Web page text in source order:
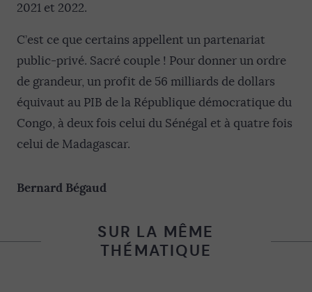
2021 et 2022.
C’est ce que certains appellent un partenariat
public-privé. Sacré couple ! Pour donner un ordre
de grandeur, un profit de 56 milliards de dollars
équivaut au PIB de la République démocratique du
Congo, à deux fois celui du Sénégal et à quatre fois
celui de Madagascar.
Bernard Bégaud
SUR LA MÊME
THÉMATIQUE